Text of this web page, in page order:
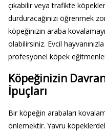
çıkabilir veya trafikte
durduracağınızı öğrenmek
köpeğinizin araba
olabilirsiniz. Evcil
profesyonel köpek
Köpeğinizin
İpuçları
Bir köpeğin arabaları
önlemektir. Yavru